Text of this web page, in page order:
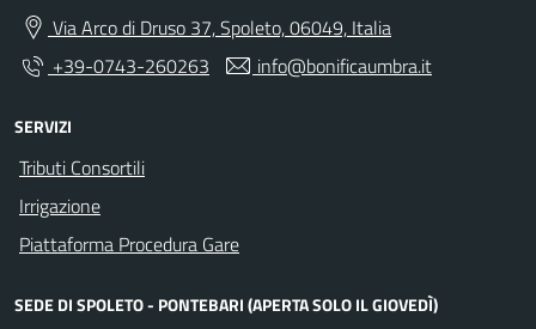
Via Arco di Druso 37, Spoleto, 06049, Italia
+39-0743-260263
info@bonificaumbra.it
SERVIZI
Tributi Consortili
Irrigazione
Piattaforma Procedura Gare
SEDE DI SPOLETO - PONTEBARI (APERTA SOLO IL GIOVEDÌ)